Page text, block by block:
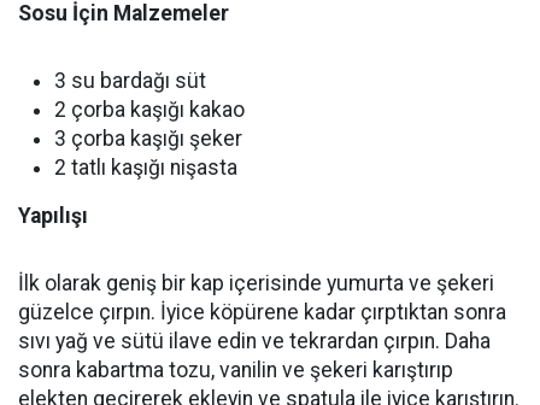
Sosu İçin Malzemeler
3 su bardağı süt
2 çorba kaşığı kakao
3 çorba kaşığı şeker
2 tatlı kaşığı nişasta
Yapılışı
İlk olarak geniş bir kap içerisinde yumurta ve şekeri
güzelce çırpın. İyice köpürene kadar çırptıktan sonra
sıvı yağ ve sütü ilave edin ve tekrardan çırpın. Daha
sonra kabartma tozu, vanilin ve şekeri karıştırıp
elekten geçirerek ekleyin ve spatula ile iyice karıştırın.